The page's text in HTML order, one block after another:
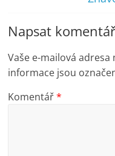
Napsat komentář
Vaše e-mailová
informace jsou
Komentář*